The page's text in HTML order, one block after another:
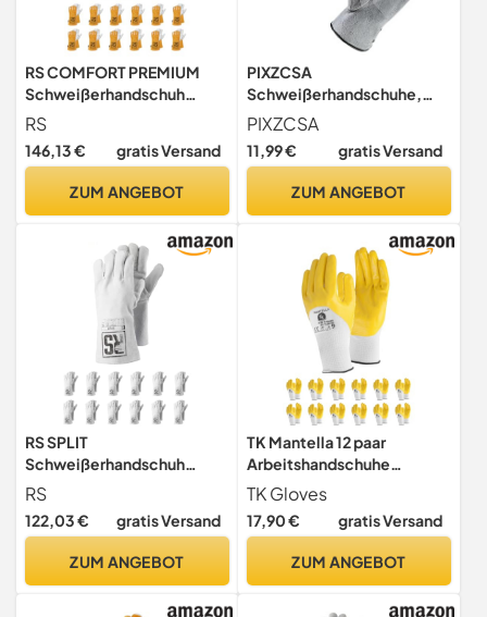
RS COMFORT PREMIUM
Schweißerhandschuh
MontageHandschuhe aus
Rindsleder mit Kevlar
Nähten/Größe 10, 12
Weiß/Arbeitshandschuhe
Schutzhandschuhe
RS
146,13 € gratis Versand
ZUM ANGEBOT
PIXZCSA
Schweißerhandschuhe,
Elektroschweißhandschuh
e, Schutzausrüstung für
Verschiedene Arbeiten,
beanspruchte Hände,
PIXZCSA
11,99 € gratis Versand
ZUM ANGEBOT
RS SPLIT
Schweißerhandschuh
MontageHandschuhe aus
Rindsleder/Größe 09, 12
Paar/Weiß/Arbeitshandsch
Leder/Lederhandschuhe
RS
122,03 € gratis Versand
ZUM ANGEBOT
TK Mantella 12 paar
Arbeitshandschuhe
Schweißerhandschuh
Handschuh bestimmt zu
einer öligen Umgebung
TK Gloves
17,90 € gratis Versand
ZUM ANGEBOT